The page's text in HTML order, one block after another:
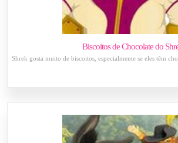
Biscoitos de Chocolate do
Shrek gosta muito de biscoitos, especialmente se eles têm